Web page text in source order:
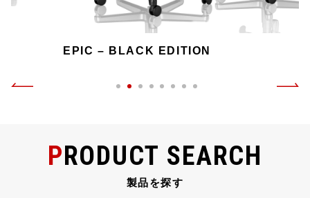
EPIC – BLACK EDITION
PRODUCT SEARCH
製品を探す